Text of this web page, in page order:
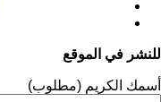
للنشر في الموقع
أسمك الكريم (مطلوب)